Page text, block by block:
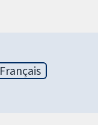
Français